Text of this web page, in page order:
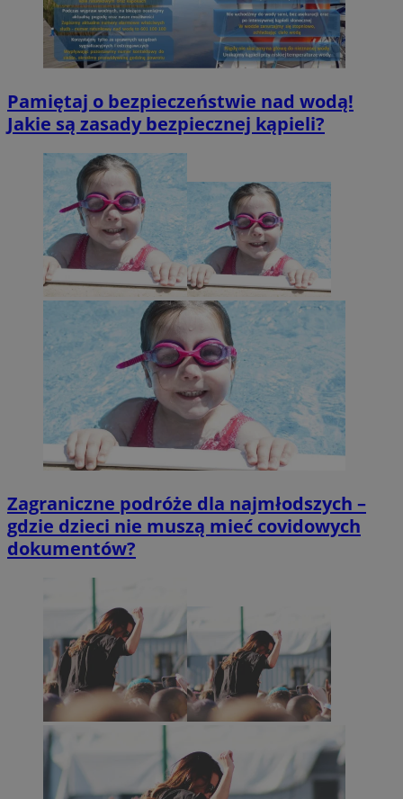
Pamiętaj o bezpieczeństwie nad wodą!
Jakie są zasady bezpiecznej kąpieli?
Zagraniczne podróże dla najmłodszych –
gdzie dzieci nie muszą mieć covidowych
dokumentów?